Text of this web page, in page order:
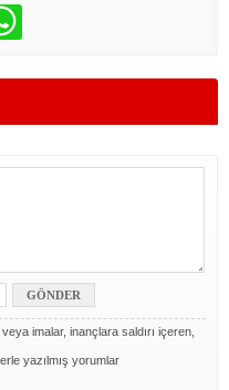
imalar, inançlara saldırı içeren,
yazılmış yorumlar